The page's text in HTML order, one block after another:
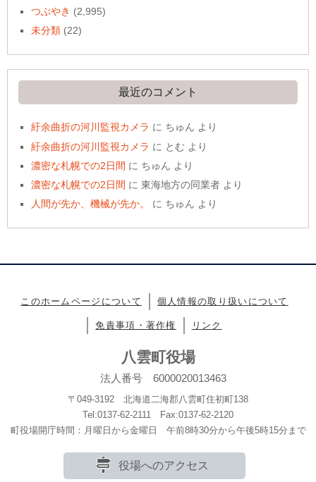
つぶやき (2,995)
未分類 (22)
最近のコメント
紆余曲折の河川監視カメラ に ちゅん より
紆余曲折の河川監視カメラ に とむ より
濃密な札幌での2日間 に ちゅん より
濃密な札幌での2日間 に東海地方の同業者 より
人間が先か、機械が先か。
に ちゅん より
このホームページについて 個人情報の取り扱いについて
免責事項・著作権 リンク
八雲町役場
法人番号 6000020013463
〒049-3192 北海道二海郡八雲町住初町138
Tel:0137-62-2111 Fax:0137-62-2120
町役場開庁時間：月曜日から金曜日 午前8時30分から午後5時15分まで
役場へのアクセス